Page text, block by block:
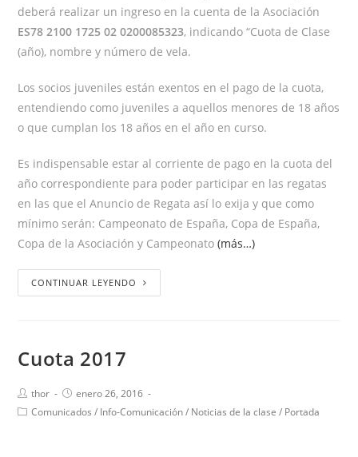
deberá realizar un ingreso en la cuenta de la Asociación
ES78 2100 1725 02 0200085323, indicando “Cuota de Clase
(año), nombre y número de vela.
Los socios juveniles están exentos en el pago de la cuota,
entendiendo como juveniles a aquellos menores de 18 años
o que cumplan los 18 años en el año en curso.
Es indispensable estar al corriente de pago en la cuota del
año correspondiente para poder participar en las regatas
en las que el Anuncio de Regata así lo exija y que como
mínimo serán: Campeonato de España, Copa de España,
Copa de la Asociación y Campeonato(más…)
CONTINUAR LEYENDO
Cuota 2017
thor
enero 26, 2016
Comunicados / Info-Comunicación / Noticias de la clase / Portada